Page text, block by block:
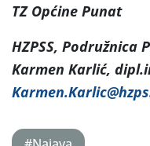
TZ Općine Punat
HZPSS, Podružnica
Karmen Karlić,